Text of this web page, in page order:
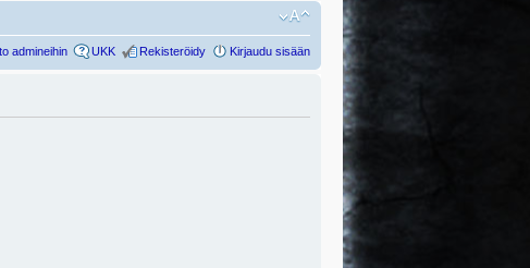
admineihin UKK Rekisteröidy Kirjaudu sisään